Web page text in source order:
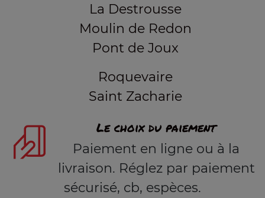
La Destrousse
Moulin de Redon
Pont de Joux
Roquevaire
Saint Zacharie
Le choix du paiement
Paiement en ligne ou à la
livraison. Réglez par paiement
sécurisé, cb, espèces.